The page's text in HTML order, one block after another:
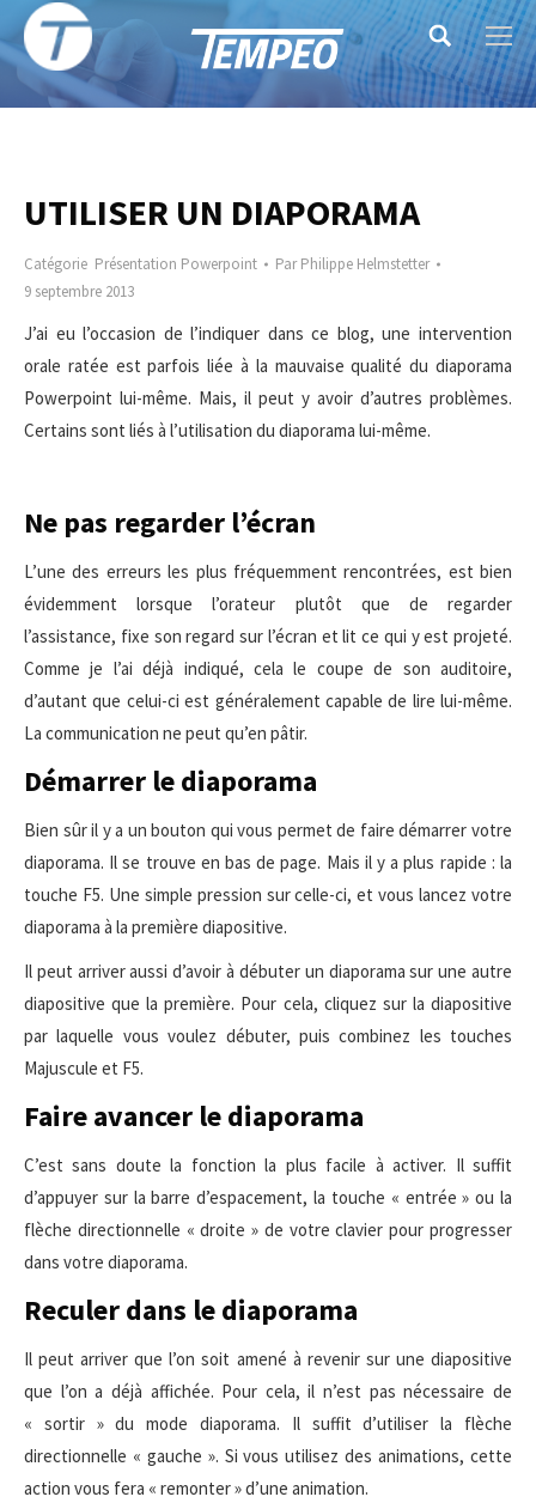
Search:
UTILISER UN DIAPORAMA
Catégorie Présentation Powerpoint ParPhilippe Helmstetter
9 septembre 2013
J’ai eu l’occasion de l’indiquer dans ce blog, une intervention
orale ratée est parfois liée à la mauvaise qualité du diaporama
Powerpoint lui-même. Mais, il peut y avoir d’autres problèmes.
Certains sont liés à l’utilisation du diaporama lui-même.
Ne pas regarder l’écran
L’une des erreurs les plus fréquemment rencontrées, est bien
évidemment lorsque l’orateur plutôt que de regarder
l’assistance, fixe son regard sur l’écran et lit ce qui y est projeté.
Comme je l’ai déjà indiqué, cela le coupe de son auditoire,
d’autant que celui-ci est généralement capable de lire lui-même.
La communication ne peut qu’en pâtir.
Démarrer le diaporama
Bien sûr il y a un bouton qui vous permet de faire démarrer votre
diaporama. Il se trouve en bas de page. Mais il y a plus rapide : la
touche F5. Une simple pression sur celle-ci, et vous lancez votre
diaporama à la première diapositive.
Il peut arriver aussi d’avoir à débuter un diaporama sur une autre
diapositive que la première. Pour cela, cliquez sur la diapositive
par laquelle vous voulez débuter, puis combinez les touches
Majuscule et F5.
Faire avancer le diaporama
C’est sans doute la fonction la plus facile à activer. Il suffit
d’appuyer sur la barre d’espacement, la touche « entrée » ou la
flèche directionnelle « droite » de votre clavier pour progresser
dans votre diaporama.
Reculer dans le diaporama
Il peut arriver que l’on soit amené à revenir sur une diapositive
que l’on a déjà affichée. Pour cela, il n’est pas nécessaire de
« sortir » du mode diaporama. Il suffit d’utiliser la flèche
directionnelle « gauche ». Si vous utilisez des animations, cette
action vous fera « remonter » d’une animation.